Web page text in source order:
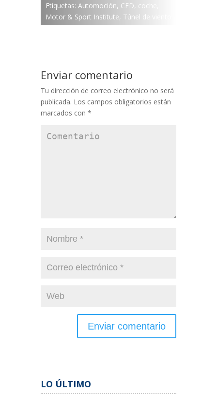
Etiquetas: Automoción, CFD, coche
Motor & Sport Institute, Túnel de viento
Enviar comentario
Tu dirección de correo electrónico no será
publicada. Los campos obligatorios están
marcados con *
LO ÚLTIMO